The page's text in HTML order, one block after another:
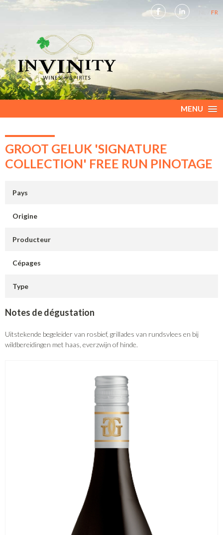
FR
MENU
GROOT GELUK 'SIGNATURE
COLLECTION' FREE RUN PINOTAGE
Pays
Origine
Producteur
Cépages
Type
Notes de dégustation
Uitstekende begeleider van rosbief, grillades van rundsvlees en bij
wildbereidingen met haas, everzwijn of hinde.